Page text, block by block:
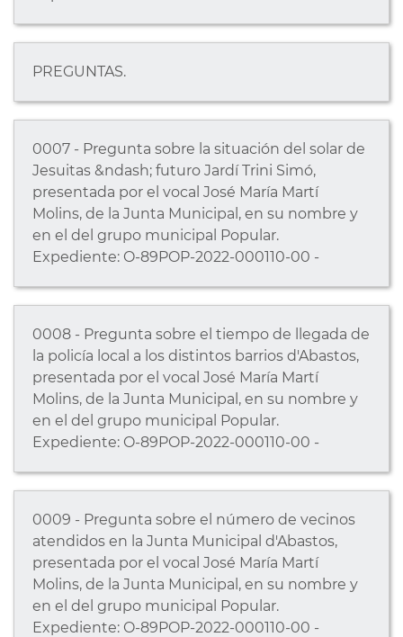
PREGUNTAS.
0007 - Pregunta sobre la situación del solar de
Jesuitas &ndash; futuro Jardí Trini Simó,
presentada por el vocal José María Martí
Molins, de la Junta Municipal, en su nombre y
en el del grupo municipal Popular.
Expediente: O-89POP-2022-000110-00 -
0008 - Pregunta sobre el tiempo de llegada de
la policía local a los distintos barrios d'Abastos,
presentada por el vocal José María Martí
Molins, de la Junta Municipal, en su nombre y
en el del grupo municipal Popular.
Expediente: O-89POP-2022-000110-00 -
0009 - Pregunta sobre el número de vecinos
atendidos en la Junta Municipal d'Abastos,
presentada por el vocal José María Martí
Molins, de la Junta Municipal, en su nombre y
en el del grupo municipal Popular.
Expediente: O-89POP-2022-000110-00 -